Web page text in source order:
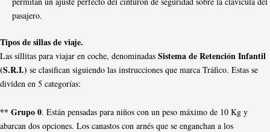
pasajero.
Tipos de sillas de viaje.
Las sillitas para viajar en coche, denominadas Sistema de Retención Infantil
(S.R.I.) se clasifican siguiendo las instrucciones que marca Tráfico. Estas se
dividen en 5 categorías:
** Grupo 0. Están pensadas para niños con un peso máximo de 10 Kg y
abarcan dos opciones. Los canastos con arnés que se enganchan a los